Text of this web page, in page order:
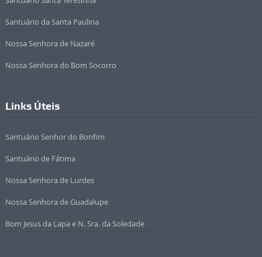
Santuário da Santa Paulina
Nossa Senhora de Nazaré
Nossa Senhora do Bom Socorro
Links Úteis
Santuário Senhor do Bonfim
Santuário de Fátima
Nossa Senhora de Lurdes
Nossa Senhora de Guadalupe
Bom Jesus da Lapa e N. Sra. da Soledade